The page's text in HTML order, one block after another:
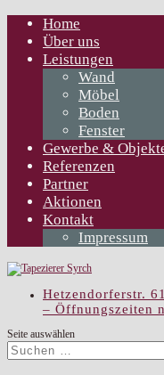
Home
Über uns
Leistungen
Wand
Möbel
Boden
Fenster
Gewerbe &
Referenzen
Partner
Aktionen
Kontakt
Impressum
Hetzendorferstr.
– Öffnungszeiten
Seite auswählen